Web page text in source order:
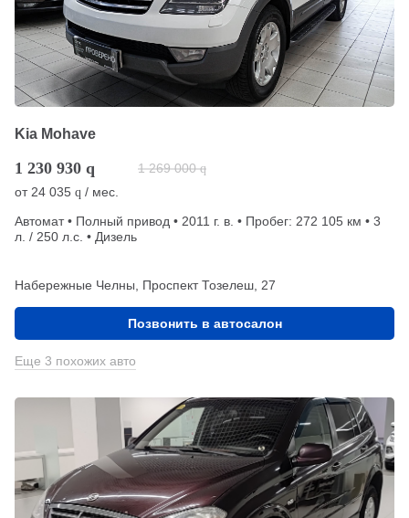
Kia Mohave
1 230 930 q 1 269 000 q
от24 035 q / мес.
Автомат • Полный привод • 2011 г. в. • Пробег: 272 105 км • 3
л. / 250 л.с. • Дизель
Набережные Челны, Проспект Тозелеш, 27
Позвонить в автосалон
Еще 3 похожих авто